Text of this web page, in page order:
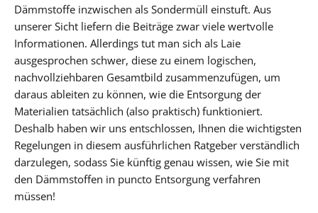
Dämmstoffe inzwischen als Sondermüll einstuft. Aus
unserer Sicht liefern die Beiträge zwar viele wertvolle
Informationen. Allerdings tut man sich als Laie
ausgesprochen schwer, diese zu einem logischen,
nachvollziehbaren Gesamtbild zusammenzufügen, um
daraus ableiten zu können, wie die Entsorgung der
Materialien tatsächlich (also praktisch) funktioniert.
Deshalb haben wir uns entschlossen, Ihnen die wichtigsten
Regelungen in diesem ausführlichen Ratgeber verständlich
darzulegen, sodass Sie künftig genau wissen, wie Sie mit
den Dämmstoffen in puncto Entsorgung verfahren
müssen!